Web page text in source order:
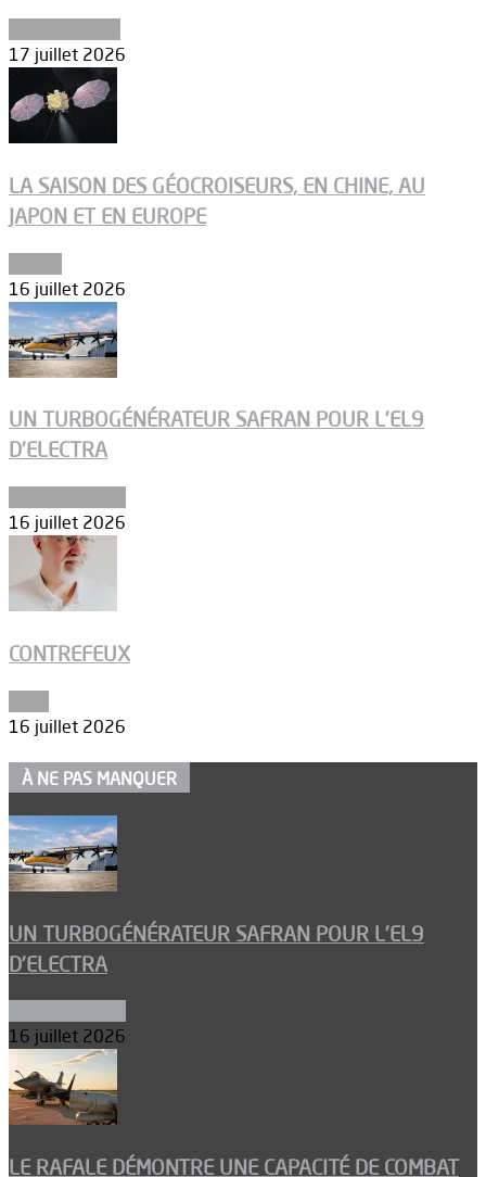
17 juillet 2026
LA SAISON DES GÉOCROISEURS, EN CHINE, AU
JAPON ET EN EUROPE
16 juillet 2026
UN TURBOGÉNÉRATEUR SAFRAN POUR L’EL9
D’ELECTRA
16 juillet 2026
CONTREFEUX
16 juillet 2026
À NE PAS MANQUER
UN TURBOGÉNÉRATEUR SAFRAN POUR L’EL9
D’ELECTRA
16 juillet 2026
LE RAFALE DÉMONTRE UNE CAPACITÉ DE COMBAT